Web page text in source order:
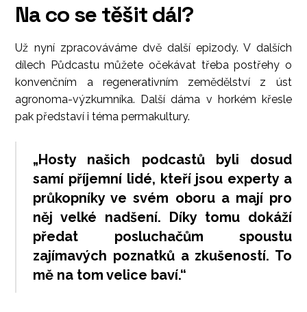
Na co se těšit dál?
Už nyní zpracováváme dvě další epizody. V dalších
dílech Půdcastu můžete očekávat třeba postřehy o
konvenčním a regenerativním zemědělství z úst
agronoma-výzkumníka. Další dáma v horkém křesle
pak představí i téma permakultury.
„Hosty našich podcastů byli dosud
samí příjemní lidé, kteří jsou experty a
průkopníky ve svém oboru a mají pro
něj velké nadšení. Díky tomu dokáží
předat posluchačům spoustu
zajímavých poznatků a zkušeností. To
mě na tom velice baví.“